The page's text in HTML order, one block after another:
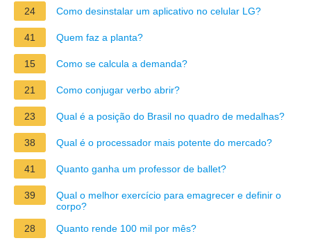
24 Como desinstalar um aplicativo no celular LG?
41 Quem faz a planta?
15 Como se calcula a demanda?
21 Como conjugar verbo abrir?
23 Qual é a posição do Brasil no quadro de medalhas?
38 Qual é o processador mais potente do mercado?
41 Quanto ganha um professor de ballet?
39
Qual o melhor exercício para emagrecer e definir o
corpo?
28
Quanto rende 100 mil por mês?